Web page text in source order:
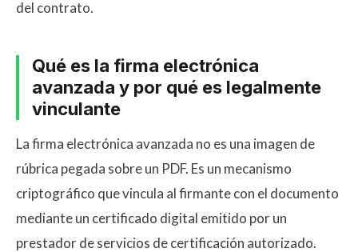
del contrato.
Qué es la firma electrónica
avanzada y por qué es legalmente
vinculante
La firma electrónica avanzada no es una imagen de
rúbrica pegada sobre un PDF. Es un mecanismo
criptográfico que vincula al firmante con el documento
mediante un certificado digital emitido por un
prestador de servicios de certificación autorizado.